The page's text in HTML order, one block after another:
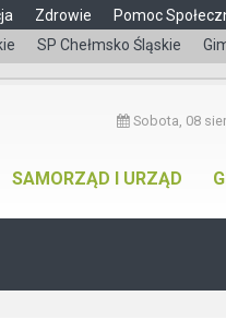
SP Chełmsko Śląskie
Zdrowie Pomoc
Sobota, 08
SAMORZĄD I URZĄD